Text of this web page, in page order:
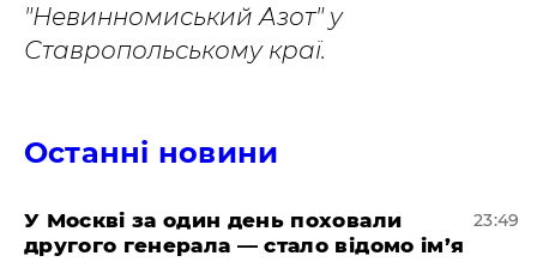
"Невинномиський Азот" у
Ставропольському краї.
Останні новини
​У Москві за один день поховали
другого генерала — стало відомо ім’я
23:49